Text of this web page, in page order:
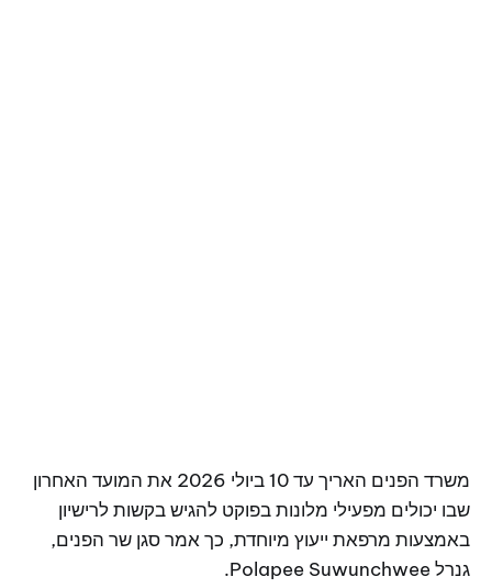
משרד הפנים האריך עד 10 ביולי 2026 את המועד האחרון
שבו יכולים מפעילי מלונות בפוקט להגיש בקשות לרישיון
באמצעות מרפאת ייעוץ מיוחדת, כך אמר סגן שר הפנים,
גנרל Polapee Suwunchwee.